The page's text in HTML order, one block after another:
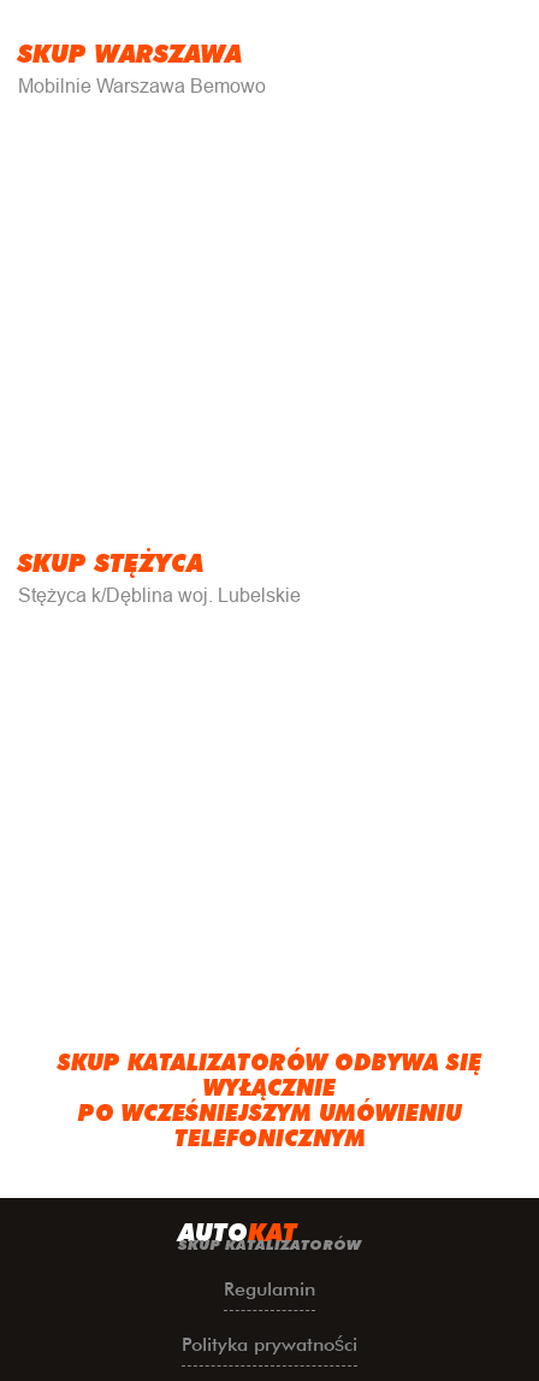
SKUP WARSZAWA
Mobilnie Warszawa Bemowo
SKUP STĘŻYCA
Stężyca k/Dęblina woj. Lubelskie
SKUP KATALIZATORÓW ODBYWA SIĘ
WYŁĄCZNIE
PO WCZEŚNIEJSZYM UMÓWIENIU
TELEFONICZNYM
AUTOKAT
SKUP KATALIZATORÓW
Regulamin
Polityka prywatności